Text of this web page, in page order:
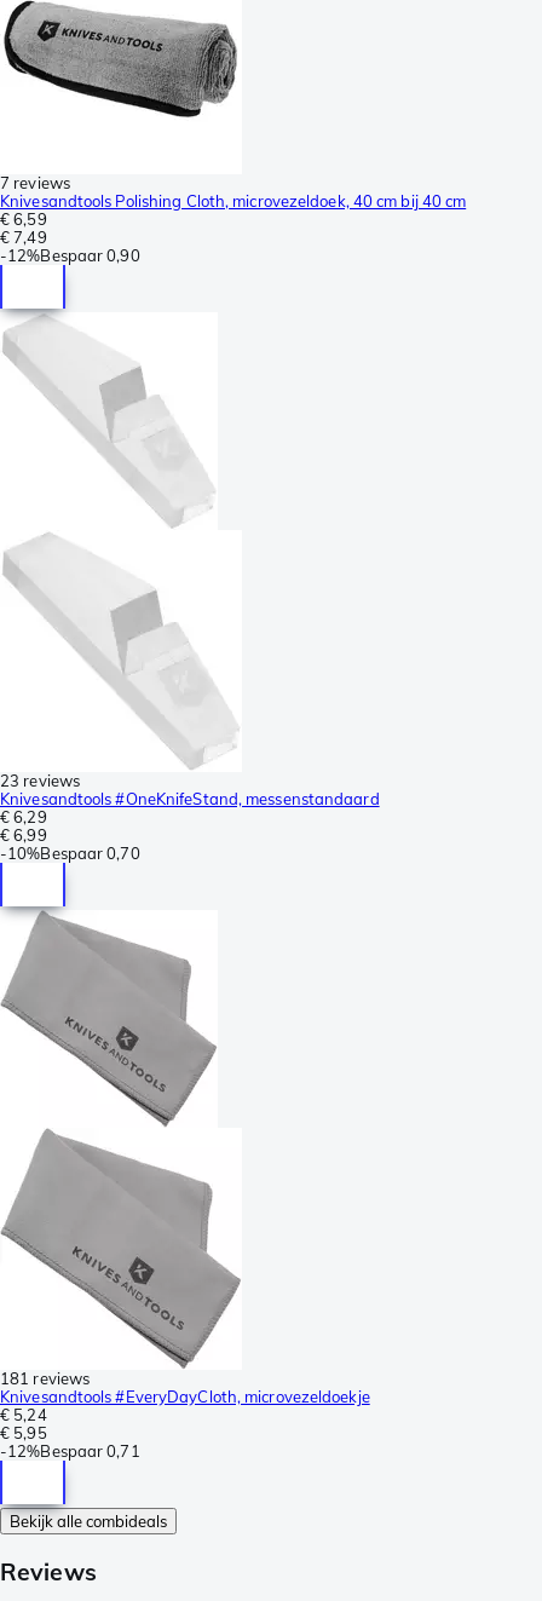
7 reviews
Knivesandtools Polishing Cloth, microvezeldoek, 40 cm bij 40 cm
€ 6,59
€ 7,49
-12%Bespaar 0,90
23 reviews
Knivesandtools #OneKnifeStand, messenstandaard
€ 6,29
€ 6,99
-10%Bespaar 0,70
181 reviews
Knivesandtools #EveryDayCloth, microvezeldoekje
€ 5,24
€ 5,95
-12%Bespaar 0,71
Bekijk alle combideals
Reviews